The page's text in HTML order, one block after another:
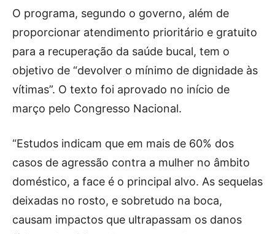
O programa, segundo o governo, além de
proporcionar atendimento prioritário e gratuito
para a recuperação da saúde bucal, tem o
objetivo de “devolver o mínimo de dignidade às
vítimas”. O texto foi aprovado no início de
março pelo Congresso Nacional.
“Estudos indicam que em mais de 60% dos
casos de agressão contra a mulher no âmbito
doméstico, a face é o principal alvo. As sequelas
deixadas no rosto, e sobretudo na boca,
causam impactos que ultrapassam os danos